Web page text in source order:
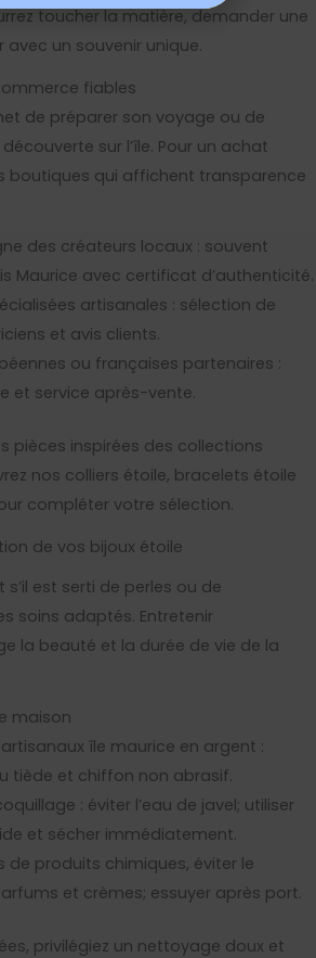
toucher la matière, demander une
un souvenir unique.
fiables
de préparer son voyage ou de
sur l’île. Pour un achat
boutiques qui affichent transparence
des créateurs locaux : souvent
Maurice avec certificat d’authenticité.
artisanales : sélection de
et avis clients.
ou françaises partenaires :
et service après-vente.
pièces inspirées des collections
nos colliers étoile, bracelets étoile
compléter votre sélection.
de vos bijoux étoile
est serti de perles ou de
soins adaptés. Entretenir
la beauté et la durée de vie de la
maison
île maurice en argent :
tiède et chiffon non abrasif.
: éviter l’eau de javel; utiliser
et sécher immédiatement.
de produits chimiques, éviter le
et crèmes; essuyer après port.
privilégiez un nettoyage doux et